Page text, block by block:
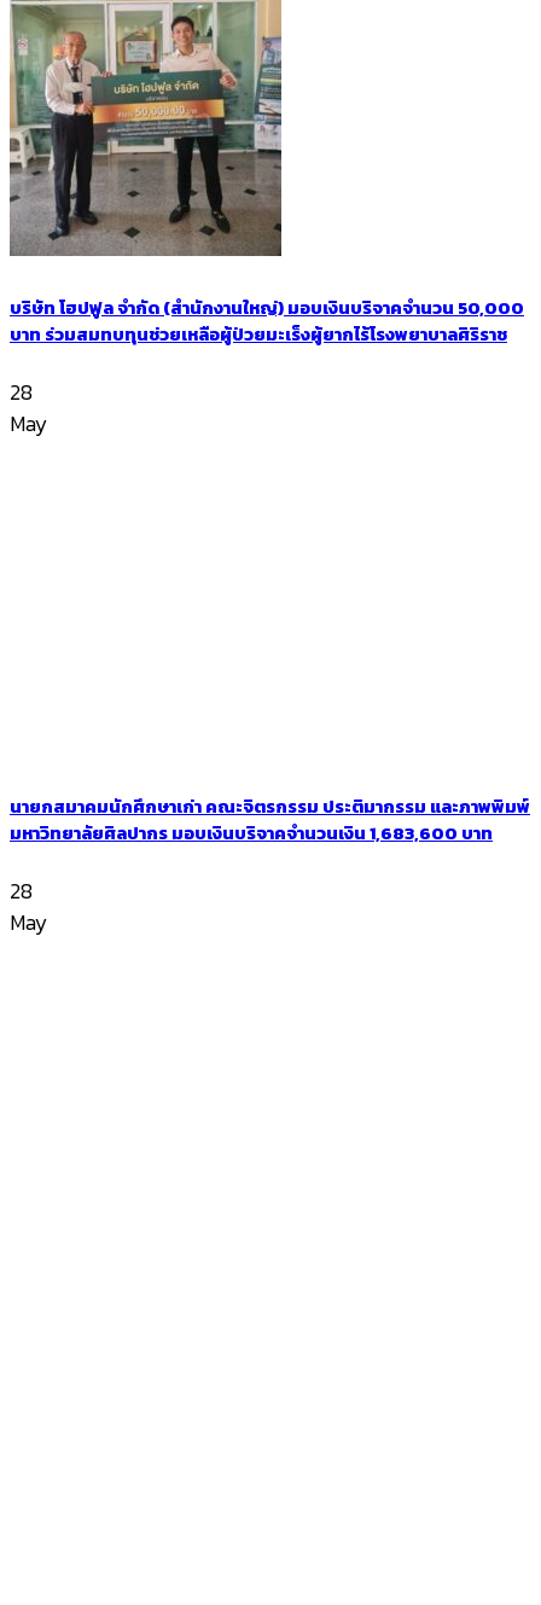
บริษัท โฮปฟูล จำกัด (สำนักงานใหญ่) มอบเงินบริจาคจำนวน 50,000
บาท ร่วมสมทบทุนช่วยเหลือผู้ป่วยมะเร็งผู้ยากไร้โรงพยาบาลศิริราช
28
May
นายกสมาคมนักศึกษาเก่า คณะจิตรกรรม ประติมากรรม และภาพพิมพ์
มหาวิทยาลัยศิลปากร มอบเงินบริจาคจำนวนเงิน 1,683,600 บาท
28
May